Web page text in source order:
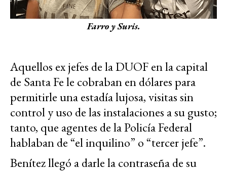
Farro y Suris.
Aquellos ex jefes de la DUOF en la capital
de Santa Fe le cobraban en dólares para
permitirle una estadía lujosa, visitas sin
control y uso de las instalaciones a su gusto;
tanto, que agentes de la Policía Federal
hablaban de “el inquilino” o “tercer jefe”.
Benítez llegó a darle la contraseña de su